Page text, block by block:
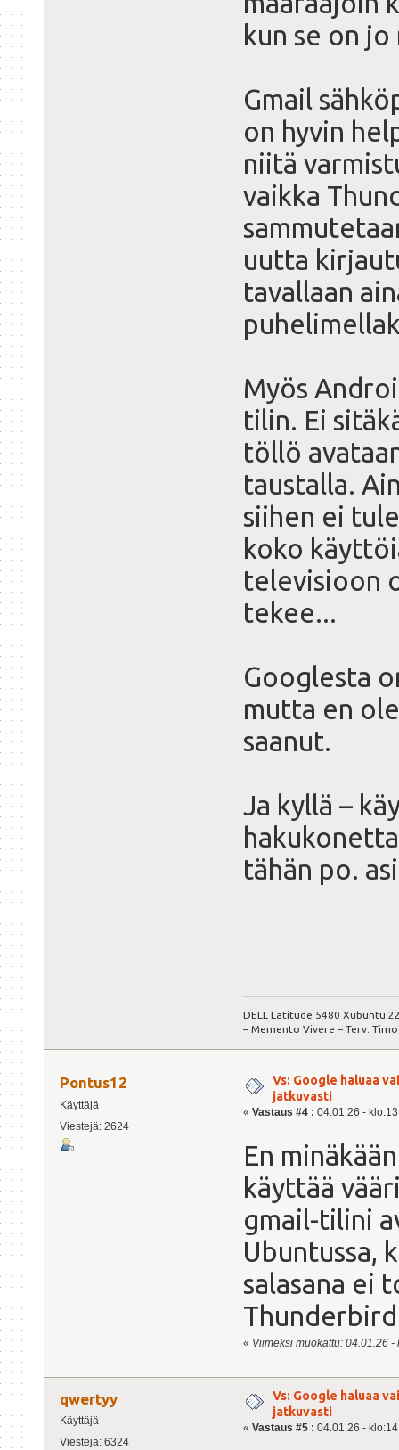
kun se on
Gmail
on hyvin
niitä
vaikka
uutta
tavallaan
Myös
tilin. Ei
töllö
taustalla.
siihen ei
koko
televisioon
tekee...
Googlesta
mutta en
saanut.
Ja kyllä –
tähän po.
DELL Latitude 5480 Xubuntu
– Memento Vivere – Terv: Timo
Pontus12
Käyttäjä
Viestejä: 2624
Vs: Google haluaa
jatkuvasti
« Vastaus #4 : 04.01.26 -
En
käyttää
gmail-tilini
Ubuntussa,
salasana ei
« Viimeksi muokattu: 04.01.26
qwertyy
Käyttäjä
Viestejä: 6324
Vs: Google haluaa
jatkuvasti
« Vastaus #5 : 04.01.26 -